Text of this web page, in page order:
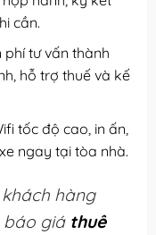
cần.
phí tư vấn thành
hỗ trợ thuế và kế
tốc độ cao, in ấn,
ngay tại tòa nhà.
hàng
báo giá thuê